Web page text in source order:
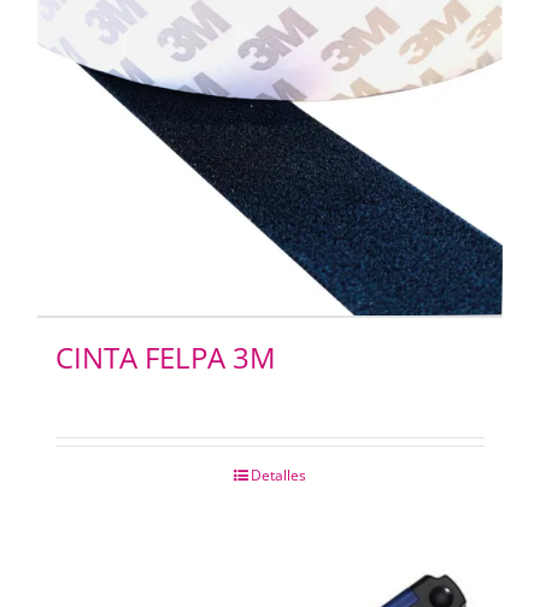
CINTA FELPA 3M
Detalles